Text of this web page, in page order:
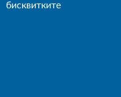
бисквитките